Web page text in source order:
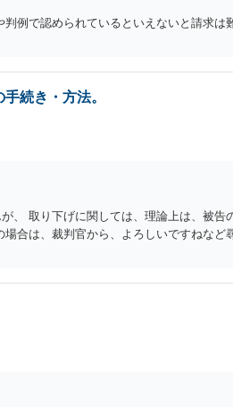
例で認められているといえないと請求は
続き・方法。
、 取り下げに関しては、理論上は、被告
合は、裁判官から、よろしいですねなど